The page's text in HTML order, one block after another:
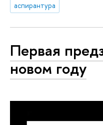
аспирантура
Первая
новом году